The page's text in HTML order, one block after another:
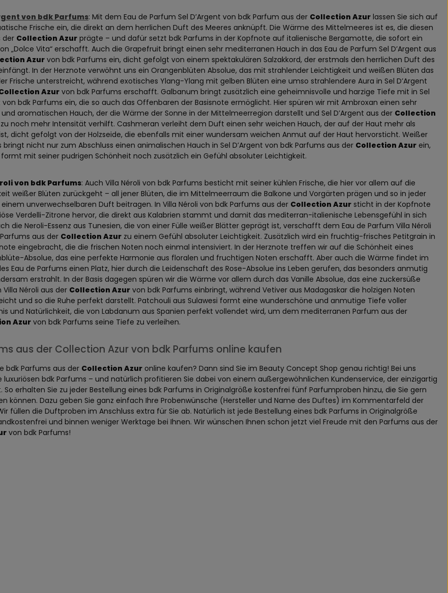
von bdk Parfums: Mit dem Eau de Parfum Sel D’Argent von bdk Parfum aus der Collection Azur lassen Sie sich auf
Frische ein, die direkt an dem herrlichen Duft des Meeres anknüpft. Die Wärme des Mittelmeeres ist es, die diesen
der Collection Azur prägte – und dafür setzt bdk Parfums in der Kopfnote auf italienische Bergamotte, die sofort ein
„Dolce Vita“ erschafft. Auch die Grapefruit bringt einen sehr mediterranen Hauch in das Eau de Parfum Sel D’Argent aus
Azurvon bdk Parfums ein, dicht gefolgt von einem spektakulären Salzakkord, der erstmals den herrlichen Duft des
In der Herznote verwöhnt uns ein Orangenblüten Absolue, das mit strahlender Leichtigkeit und weißen Blüten das
Frische unterstreicht, während exotisches Ylang-Ylang mit gelben Blüten eine umso strahlendere Aura in Sel D’Argent
Azurvon bdk Parfums erschafft. Galbanum bringt zusätzlich eine geheimnisvolle und harzige Tiefe mit in Sel
von bdk Parfums ein, die so auch das Offenbaren der Basisnote ermöglicht. Hier spüren wir mit Ambroxan einen sehr
aromatischen Hauch, der die Wärme der Sonne in der Mittelmeerregion darstellt und Sel D’Argent aus der Collection
noch mehr Intensität verhilft. Cashmeran verleiht dem Duft einen sehr weichen Hauch, der auf der Haut mehr als
dicht gefolgt von der Holzseide, die ebenfalls mit einer wundersam weichen Anmut auf der Haut hervorsticht. Weißer
bringt nicht nur zum Abschluss einen animalischen Hauch in Sel D’Argent von bdk Parfums aus der Collection Azur ein,
mit seiner pudrigen Schönheit noch zusätzlich ein Gefühl absoluter Leichtigkeit.
von bdk Parfums: Auch Villa Néroli von bdk Parfums besticht mit seiner kühlen Frische, die hier vor allem auf die
weißer Blüten zurückgeht – all jener Blüten, die im Mittelmeerraum die Balkone und Vorgärten prägen und so in jeder
unverwechselbaren Duft beitragen. In Villa Néroli von bdk Parfums aus der Collection Azur sticht in der Kopfnote
Verdelli-Zitrone hervor, die direkt aus Kalabrien stammt und damit das mediterran-italienische Lebensgefühl in sich
die Neroli-Essenz aus Tunesien, die von einer Fülle weißer Blätter geprägt ist, verschafft dem Eau de Parfum Villa Néroli
aus der Collection Azur zu einem Gefühl absoluter Leichtigkeit. Zusätzlich wird ein fruchtig-frisches Petitgrain in
eingebracht, die die frischen Noten noch einmal intensiviert. In der Herznote treffen wir auf die Schönheit eines
Absolue, das eine perfekte Harmonie aus floralen und fruchtigen Noten erschafft. Aber auch die Wärme findet im
Eau de Parfums einen Platz, hier durch die Leidenschaft des Rose-Absolue ins Leben gerufen, das besonders anmutig
erstrahlt. In der Basis dagegen spüren wir die Wärme vor allem durch das Vanille Absolue, das eine zuckersüße
Villa Néroli aus der Collection Azur von bdk Parfums einbringt, während Vetiver aus Madagaskar die holzigen Noten
und so die Ruhe perfekt darstellt. Patchouli aus Sulawesi formt eine wunderschöne und anmutige Tiefe voller
und Natürlichkeit, die von Labdanum aus Spanien perfekt vollendet wird, um dem mediterranen Parfum aus der
Azurvon bdk Parfums seine Tiefe zu verleihen.
aus der Collection Azur von bdk Parfums online kaufen
bdk Parfums aus der Collection Azur online kaufen? Dann sind Sie im Beauty Concept Shop genau richtig! Bei uns
luxuriösen bdk Parfums – und natürlich profitieren Sie dabei von einem außergewöhnlichen Kundenservice, der einzigartig
So erhalten Sie zu jeder Bestellung eines bdk Parfums in Originalgröße kostenfrei fünf Parfumproben hinzu, die Sie gern
können. Dazu geben Sie ganz einfach Ihre Probenwünsche (Hersteller und Name des Duftes) im Kommentarfeld der
füllen die Duftproben im Anschluss extra für Sie ab. Natürlich ist jede Bestellung eines bdk Parfums in Originalgröße
und binnen weniger Werktage bei Ihnen. Wir wünschen Ihnen schon jetzt viel Freude mit den Parfums aus der
von bdk Parfums!